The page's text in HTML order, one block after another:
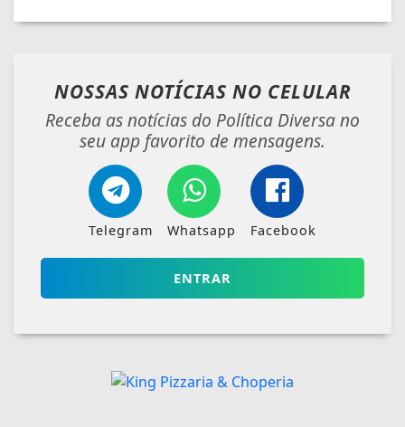
NOSSAS NOTÍCIAS NO CELULAR
Receba as notícias do Política Diversa no
seu app favorito de mensagens.
Telegram Whatsapp Facebook
ENTRAR